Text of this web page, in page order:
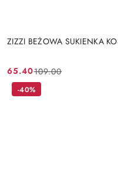
ZIZZI BEŻOWA SUKIENKA
Cena
promocyjna:
65.40
Cena
przed
109.00
-40%